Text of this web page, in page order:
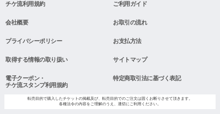
チケ流利用規約 ご利用ガイド
会社概要 お取引の流れ
プライバシーポリシー お支払方法
取得する情報の取り扱い サイトマップ
電子クーポン・
チケ流スタンプ利用規約
特定商取引法に基づく表記
転売目的で購入したチケットの掲載及び、転売目的でのご注文は固くお断りさせて頂きます。
各種法令の内容をご理解のうえ、適切にご利用ください。